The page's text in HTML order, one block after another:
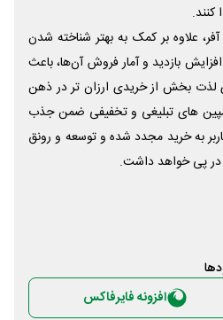
علاوه بر کمک به بهتر شناخته شدن
بازدید و آمار فروش آن‌ها، باعث
لذت بخش از خریدی ارزان تر در ذهن
های تبلیغی و تخفیفی ضمن جذب
به خرید مجدد شده و توسعه و رونق
در پی خواهد داشت.
افزونه فایرفاکس